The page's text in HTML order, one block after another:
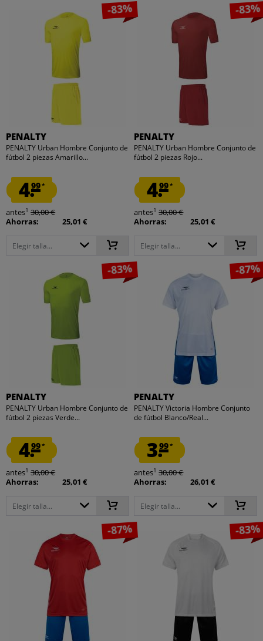
-83%
PENALTY
PENALTY Urban Hombre Conjunto de
fútbol 2 piezas Amarillo...
4.99*
antes1 30,00 €
Ahorras:
25,01 €
Elegir talla...
-83%
PENALTY
PENALTY Urban Hombre Conjunto de
fútbol 2 piezas Rojo...
4.99*
antes1 30,00 €
Ahorras:
25,01 €
Elegir talla...
-83%
PENALTY
PENALTY Urban Hombre Conjunto de
fútbol 2 piezas Verde...
4.99*
antes1 30,00 €
Ahorras:
25,01 €
Elegir talla...
-87%
PENALTY
PENALTY Victoria Hombre Conjunto
de fútbol Blanco/Real...
3.99*
antes1 30,00 €
Ahorras:
26,01 €
Elegir talla...
-87% -83%